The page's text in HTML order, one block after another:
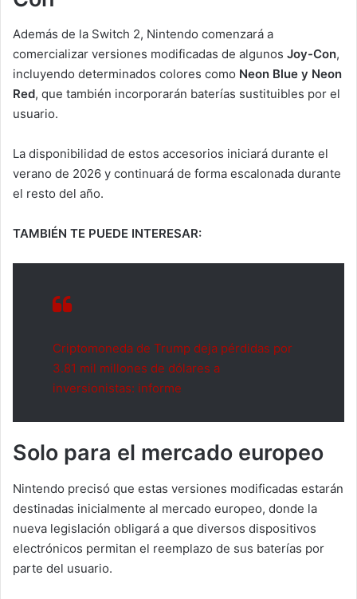
Además de la Switch 2, Nintendo comenzará a
comercializar versiones modificadas de algunos Joy-Con,
incluyendo determinados colores como Neon Blue y Neon
Red, que también incorporarán baterías sustituibles por el
usuario.
La disponibilidad de estos accesorios iniciará durante el
verano de 2026 y continuará de forma escalonada durante
el resto del año.
TAMBIÉN TE PUEDE INTERESAR:
Criptomoneda de Trump deja pérdidas por
3.81 mil millones de dólares a
inversionistas: informe
Solo para el mercado europeo
Nintendo precisó que estas versiones modificadas estarán
destinadas inicialmente al mercado europeo, donde la
nueva legislación obligará a que diversos dispositivos
electrónicos permitan el reemplazo de sus baterías por
parte del usuario.